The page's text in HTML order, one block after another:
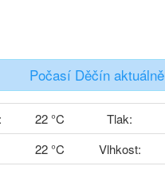
Počasí Děčín aktuálně
22 °C Tlak:
22 °C Vlhkost: